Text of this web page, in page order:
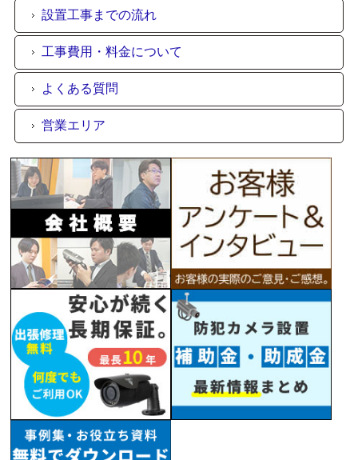
設置工事までの流れ
工事費用・料金について
よくある質問
営業エリア